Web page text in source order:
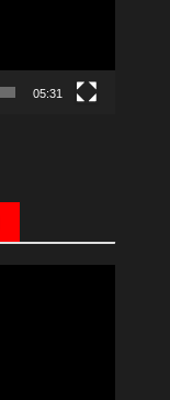
05:31